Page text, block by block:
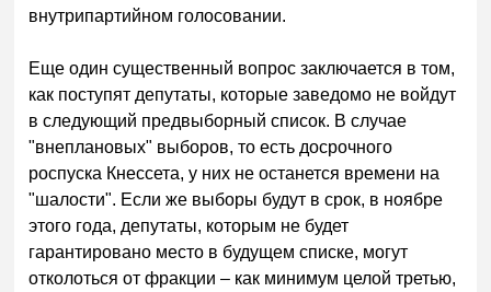
внутрипартийном голосовании.
Еще один существенный вопрос заключается в том,
как поступят депутаты, которые заведомо не войдут
в следующий предвыборный список. В случае
"внеплановых" выборов, то есть досрочного
роспуска Кнессета, у них не останется времени на
"шалости". Если же выборы будут в срок, в ноябре
этого года, депутаты, которым не будет
гарантировано место в будущем списке, могут
отколоться от фракции – как минимум целой третью,